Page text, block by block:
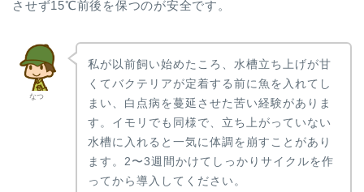
させず15℃前後を保つのが安全です。
なつ
私が以前飼い始めたころ、水槽立ち上げが甘
くてバクテリアが定着する前に魚を入れてし
まい、白点病を蔓延させた苦い経験がありま
す。イモリでも同様で、立ち上がっていない
水槽に入れると一気に体調を崩すことがあり
ます。2〜3週間かけてしっかりサイクルを作
ってから導入してください。